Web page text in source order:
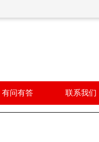
有问有答 联系我们